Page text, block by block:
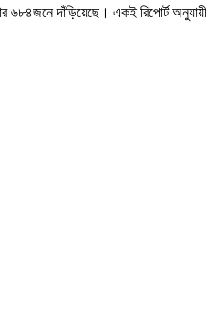
৬৮৪জনে দাঁড়িয়েছে। একই রিপোর্ট